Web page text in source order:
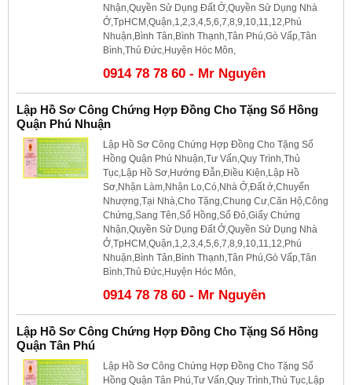
Nhận,Quyền Sử Dụng Đất Ở,Quyền Sử Dụng Nhà
Ở,TpHCM,Quận,1,2,3,4,5,6,7,8,9,10,11,12,Phú
Nhuận,Bình Tân,Bình Thạnh,Tân Phú,Gò Vấp,Tân
Bình,Thủ Đức,Huyện Hóc Môn,
0914 78 78 60 - Mr Nguyên
Lập Hồ Sơ Công Chứng Hợp Đồng Cho Tặng Sổ Hồng
Quận Phú Nhuận
Lập Hồ Sơ Công Chứng Hợp Đồng Cho Tặng Sổ
Hồng Quận Phú Nhuận,Tư Vấn,Quy Trình,Thủ
Tục,Lập Hồ Sơ,Hướng Đẫn,Điều Kiện,Lập Hồ
Sơ,Nhận Làm,Nhận Lo,Có,Nhà Ở,Đất ở,Chuyển
Nhượng,Tại Nhà,Cho Tặng,Chung Cư,Căn Hộ,Công
Chứng,Sang Tên,Sổ Hồng,Sổ Đỏ,Giấy Chứng
Nhận,Quyền Sử Dụng Đất Ở,Quyền Sử Dụng Nhà
Ở,TpHCM,Quận,1,2,3,4,5,6,7,8,9,10,11,12,Phú
Nhuận,Bình Tân,Bình Thạnh,Tân Phú,Gò Vấp,Tân
Bình,Thủ Đức,Huyện Hóc Môn,
0914 78 78 60 - Mr Nguyên
Lập Hồ Sơ Công Chứng Hợp Đồng Cho Tặng Sổ Hồng
Quận Tân Phú
Lập Hồ Sơ Công Chứng Hợp Đồng Cho Tặng Sổ
Hồng Quận Tân Phú,Tư Vấn,Quy Trình,Thủ Tục,Lập